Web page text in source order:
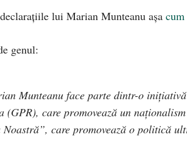
lui Marian Munteanu așa
genul:
Munteanu face parte dintr-o
(GPR), care promovează un
care promovează o politică